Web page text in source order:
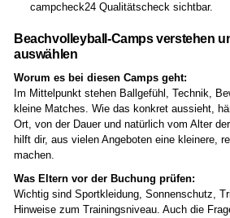
campcheck24 Qualitätscheck sichtbar.
Beachvolleyball-Camps verstehen
auswählen
Worum es bei diesen Camps geht:
Im Mittelpunkt stehen Ballgefühl, Technik,
kleine Matches. Wie das konkret aussieht,
Ort, von der Dauer und natürlich vom Alter
hilft dir, aus vielen Angeboten eine kleinere,
machen.
Was Eltern vor der Buchung prüfen:
Wichtig sind Sportkleidung, Sonnenschutz,
Hinweise zum Trainingsniveau. Auch die